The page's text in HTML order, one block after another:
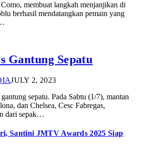
membuat langkah menjanjikan di
berhasil mendatangkan pemain yang
Gantung Sepatu
JULY 2, 2023
sepatu. Pada Sabtu (1/7), mantan
dan Chelsea, Cesc Fabregas,
dari sepak…
Santini JMTV Awards 2025 Siap